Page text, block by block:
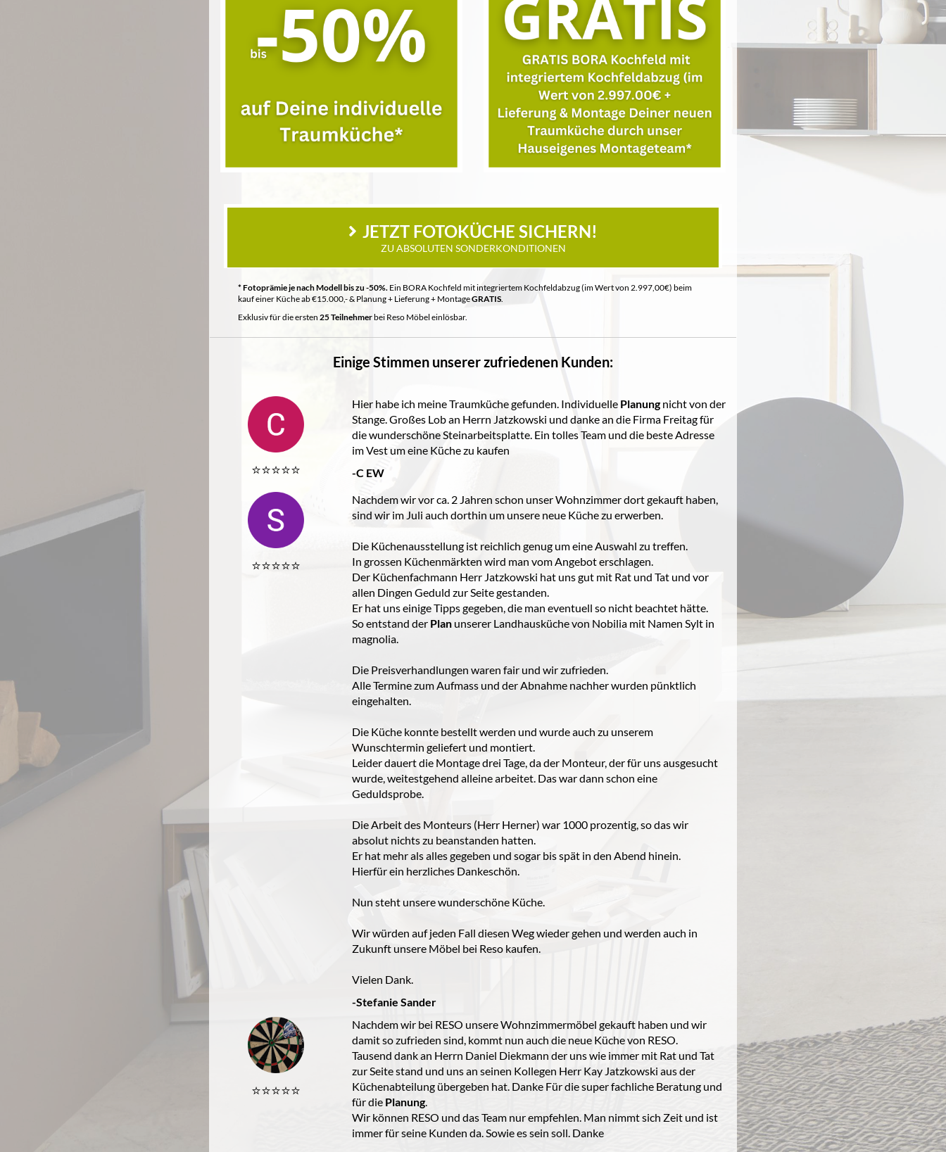
JETZT FOTOKÜCHE SICHERN!
ZU ABSOLUTEN SONDERKONDITIONEN
* Fotoprämie je nach Modell bis zu -50%. Ein BORA Kochfeld mit integriertem Kochfeldabzug (im Wert von 2.997,00€) beim
kauf einer Küche ab €15.000,- & Planung + Lieferung + MontageGRATIS
Exklusiv für die ersten 25 Teilnehmerbei Reso Möbel einlösbar.
Einige Stimmen unserer zufriedenen Kunden:
⭐️⭐️⭐️⭐️⭐️
Hier habe ich meine Traumküche gefunden. Individuelle Planungnicht von der
Stange. Großes Lob an Herrn Jatzkowski und danke an die Firma Freitag für
die wunderschöne Steinarbeitsplatte. Ein tolles Team und die beste Adresse
im Vest um eine Küche zu kaufen
-C EW
⭐️⭐️⭐️⭐️⭐️
Nachdem wir vor ca. 2 Jahren schon unser Wohnzimmer dort gekauft haben,
sind wir im Juli auch dorthin um unsere neue Küche zu erwerben.
Die Küchenausstellung ist reichlich genug um eine Auswahl zu treffen.
In grossen Küchenmärkten wird man vom Angebot erschlagen.
Der Küchenfachmann Herr Jatzkowski hat uns gut mit Rat und Tat und vor
allen Dingen Geduld zur Seite gestanden.
Er hat uns einige Tipps gegeben, die man eventuell so nicht beachtet hätte.
So entstand der Plan unserer Landhausküche von Nobilia mit Namen Sylt in
magnolia.
Die Preisverhandlungen waren fair und wir zufrieden.
Alle Termine zum Aufmass und der Abnahme nachher wurden pünktlich
eingehalten.
Die Küche konnte bestellt werden und wurde auch zu unserem
Wunschtermin geliefert und montiert.
Leider dauert die Montage drei Tage, da der Monteur, der für uns ausgesucht
wurde, weitestgehend alleine arbeitet. Das war dann schon eine
Geduldsprobe.
Die Arbeit des Monteurs (Herr Herner) war 1000 prozentig, so das wir
absolut nichts zu beanstanden hatten.
Er hat mehr als alles gegeben und sogar bis spät in den Abend hinein.
Hierfür ein herzliches Dankeschön.
Nun steht unsere wunderschöne Küche.
Wir würden auf jeden Fall diesen Weg wieder gehen und werden auch in
Zukunft unsere Möbel bei Reso kaufen.
Vielen Dank.
-Stefanie Sander
⭐️⭐️⭐️⭐️⭐️
Nachdem wir bei RESO unsere Wohnzimmermöbel gekauft haben und wir
damit so zufrieden sind, kommt nun auch die neue Küche von RESO.
Tausend dank an Herrn Daniel Diekmann der uns wie immer mit Rat und Tat
zur Seite stand und uns an seinen Kollegen Herr Kay Jatzkowski aus der
Küchenabteilung übergeben hat. Danke Für die super fachliche Beratung und
für die Planung.
Wir können RESO und das Team nur empfehlen. Man nimmt sich Zeit und ist
immer für seine Kunden da. Sowie es sein soll. Danke